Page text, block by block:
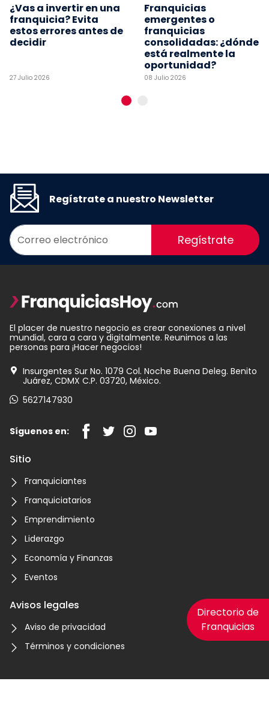
¿Vas a invertir en una
franquicia? Evita
estos errores antes de
decidir
27 Julio 2026
Franquicias
emergentes o
franquicias
consolidadas: ¿dónde
está realmente la
oportunidad?
08 Julio 2026
Directorio de
Franquicias
Regístrate a nuestro Newsletter
Regístrate
El placer de nuestro negocio es crear conexiones a nivel
mundial, cara a cara y digitalmente. Reunimos a las
personas para ¡Hacer negocios!
Insurgentes Sur No. 1079 Col. Noche Buena Deleg. Benito
Juárez, CDMX C.P. 03720, México.
5627147930
Síguenos en:
Sitio
Franquiciantes
Franquiciatarios
Emprendimiento
Liderazgo
Economía y Finanzas
Eventos
Avisos legales
Aviso de privacidad
Términos y condiciones